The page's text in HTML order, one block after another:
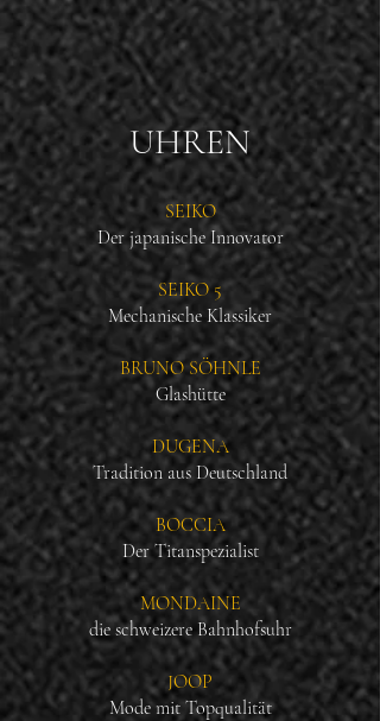
UHREN
SEIKO
Der japanische Innovator
SEIKO 5
Mechanische Klassiker
BRUNO SÖHNLE
Glashütte
DUGENA
Tradition aus Deutschland
BOCCIA
Der Titanspezialist
MONDAINE
die schweizere Bahnhofsuhr
JOOP
Mode mit Topqualität